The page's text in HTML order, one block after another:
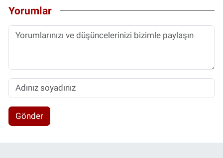
Yorumlar
Gönder